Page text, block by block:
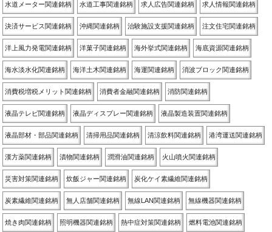
水道メーター関連銘柄 水道工事関連銘柄 求人広告関連銘柄 求人情報関連銘柄
決済サービス関連銘柄 沖縄関連銘柄 治験施設支援関連銘柄 注文住宅関連銘柄
洋上風力発電関連銘柄 洋菓子関連銘柄 海外挙式関連銘柄 海底資源関連銘柄
海水淡水化関連銘柄 海洋土木関連銘柄 海運関連銘柄 消波ブロック関連銘柄
消費税増税メリット関連銘柄 消費者金融関連銘柄 消防関連銘柄
液晶テレビ関連銘柄 液晶ディスプレー関連銘柄 液晶製造装置関連銘柄
液晶部材・部品関連銘柄 清掃用品関連銘柄 清涼飲料関連銘柄 港湾運送関連銘柄
漢方薬関連銘柄 漬物関連銘柄 潤滑油関連銘柄 火山噴火関連銘柄
災害対策関連銘柄 炊飯ジャー関連銘柄 炭化ケイ素繊維関連銘柄
炭素繊維関連銘柄 無人店舗関連銘柄 無線LAN関連銘柄 無線機器関連銘柄
焼き肉関連銘柄 照明機器関連銘柄 熱中症対策関連銘柄 燃料電池関連銘柄